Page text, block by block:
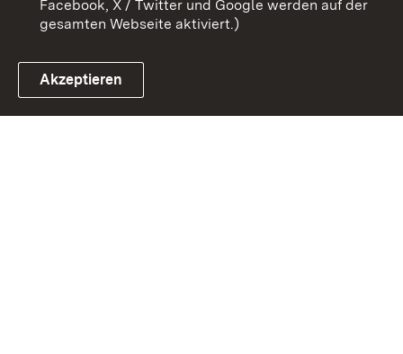
Link zum Landesportal
Facebook, X / Twitter und Google werden auf der
gesamten Webseite aktiviert.)
Akzeptieren